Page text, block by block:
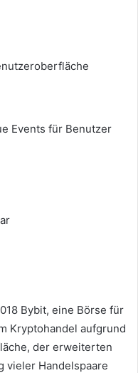
Events für Benutzer
Bybit, eine Börse für
Kryptohandel aufgrund
der erweiterten
vieler Handelspaare